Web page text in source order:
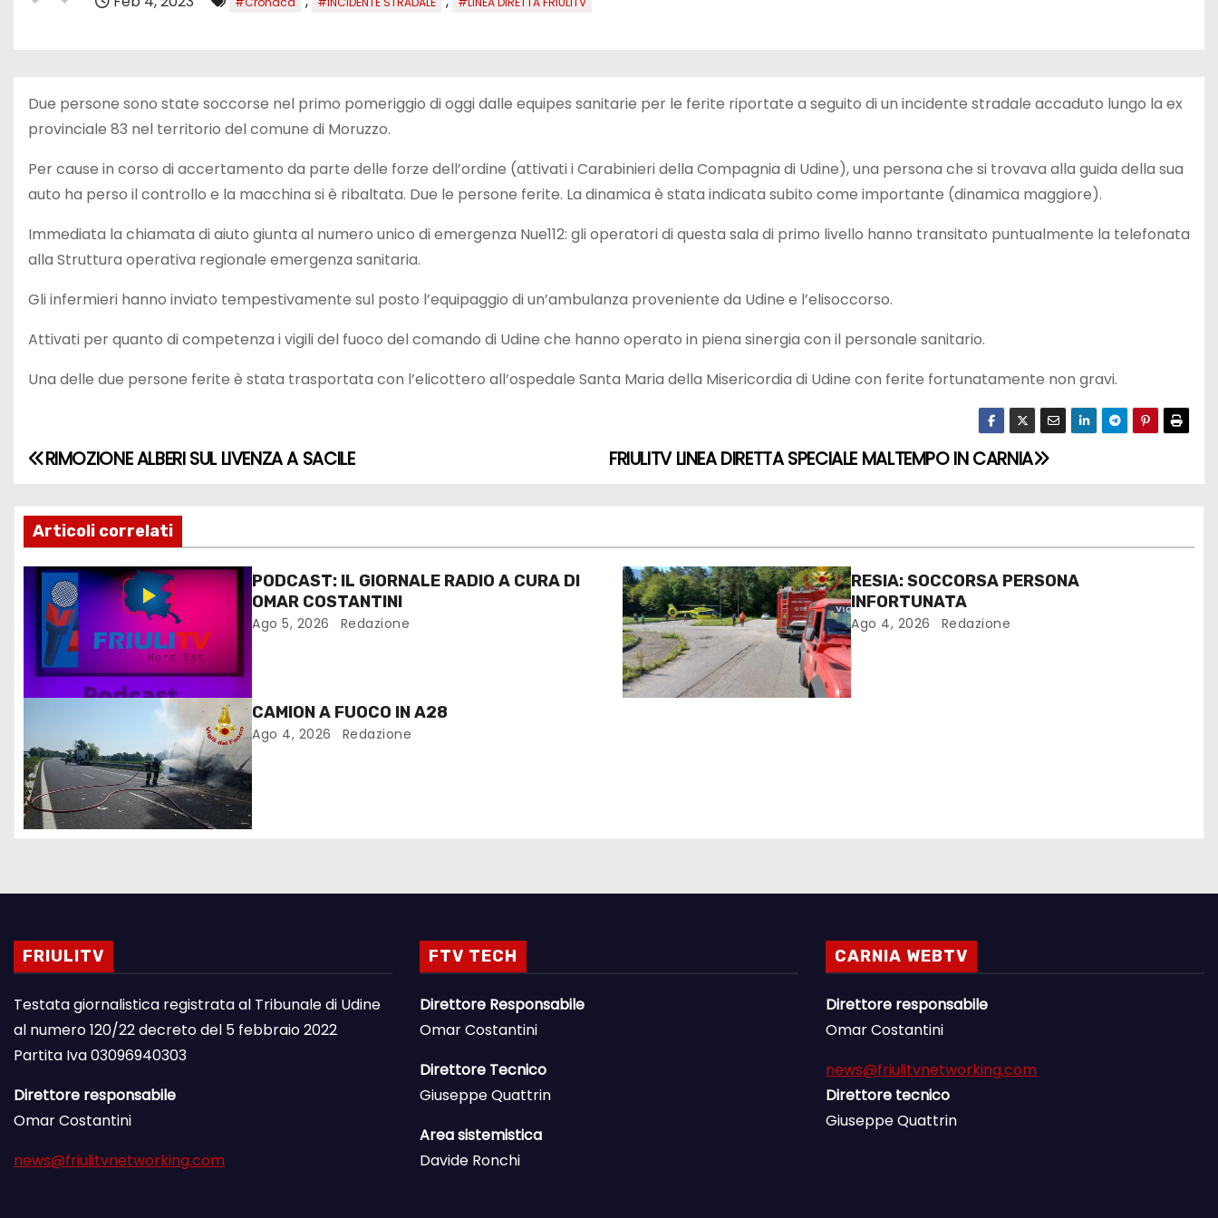
Due persone sono state soccorse nel primo pomeriggio di oggi dalle equipes sanitarie per le ferite riportate a seguito di un incidente stradale accaduto lungo la ex
provinciale 83 nel territorio del comune di Moruzzo.
Per cause in corso di accertamento da parte delle forze dell’ordine (attivati i Carabinieri della Compagnia di Udine), una persona che si trovava alla guida della sua
auto ha perso il controllo e la macchina si è ribaltata. Due le persone ferite. La dinamica è stata indicata subito come importante (dinamica maggiore).
Immediata la chiamata di aiuto giunta al numero unico di emergenza Nue112: gli operatori di questa sala di primo livello hanno transitato puntualmente la telefonata
alla Struttura operativa regionale emergenza sanitaria.
Gli infermieri hanno inviato tempestivamente sul posto l’equipaggio di un’ambulanza proveniente da Udine e l’elisoccorso.
Attivati per quanto di competenza i vigili del fuoco del comando di Udine che hanno operato in piena sinergia con il personale sanitario.
Una delle due persone ferite è stata trasportata con l’elicottero all’ospedale Santa Maria della Misericordia di Udine con ferite fortunatamente non gravi.
FRIULITV LINEA DIRETTA SPECIALE MALTEMPO IN CARNIA
RIMOZIONE ALBERI SUL LIVENZA A SACILE
Articoli correlati
PODCAST: IL GIORNALE RADIO A CURA DI
OMAR COSTANTINI
Ago 5, 2026 Redazione
RESIA: SOCCORSA PERSONA
INFORTUNATA
Ago 4, 2026 Redazione
CAMION A FUOCO IN A28
Ago 4, 2026 Redazione
FRIULITV
Testata giornalistica registrata al Tribunale di Udine
al numero 120/22 decreto del 5 febbraio 2022
Partita Iva 03096940303
Direttore responsabile
Omar Costantini
news@friulitvnetworking.com
FTV TECH
Direttore Responsabile
Omar Costantini
Direttore Tecnico
Giuseppe Quattrin
Area sistemistica
Davide Ronchi
CARNIA WEBTV
Direttore responsabile
Omar Costantini
news@friulitvnetworking.com
Direttore tecnico
Giuseppe Quattrin